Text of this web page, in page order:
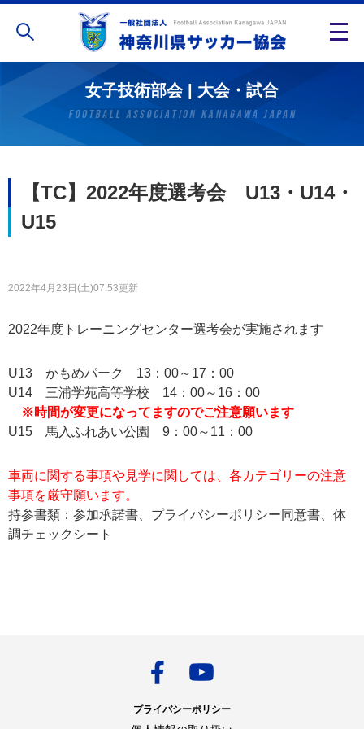
女子技術部会 | 大会・試合
【TC】2022年度選考会 U13・U14・
U15
2022年4月23日(土)07:53更新
2022年度トレーニングセンター選考会が実施されます
U13 かもめパーク 13：00～17：00
U14 三浦学苑高等学校 14：00～16：00
※時間が変更になってますのでご注意願います
U15 馬入ふれあい公園 9：00～11：00
車両に関する事項や見学に関しては、各カテゴリーの注意
事項を厳守願います。
持参書類：参加承諾書、プライバシーポリシー同意書、体
調チェックシート
プライバシーポリシー